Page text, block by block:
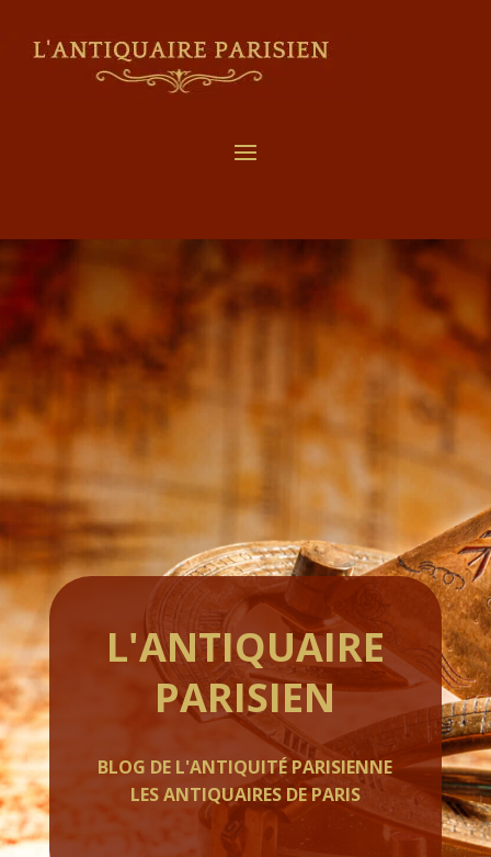
L'ANTIQUAIRE
PARISIEN
BLOG DE L'ANTIQUITÉ PARISIENNE
LES ANTIQUAIRES DE PARIS